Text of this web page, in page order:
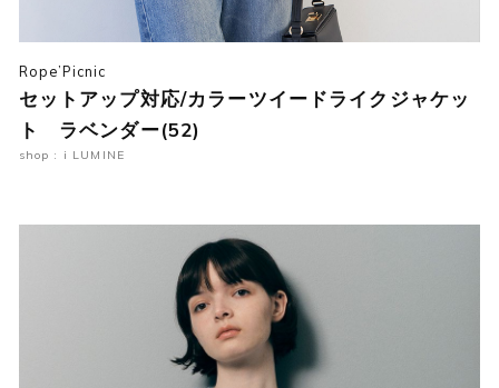
Rope’Picnic
セットアップ対応/カラーツイードライクジャケッ
ト ラベンダー(52)
shop : i LUMINE